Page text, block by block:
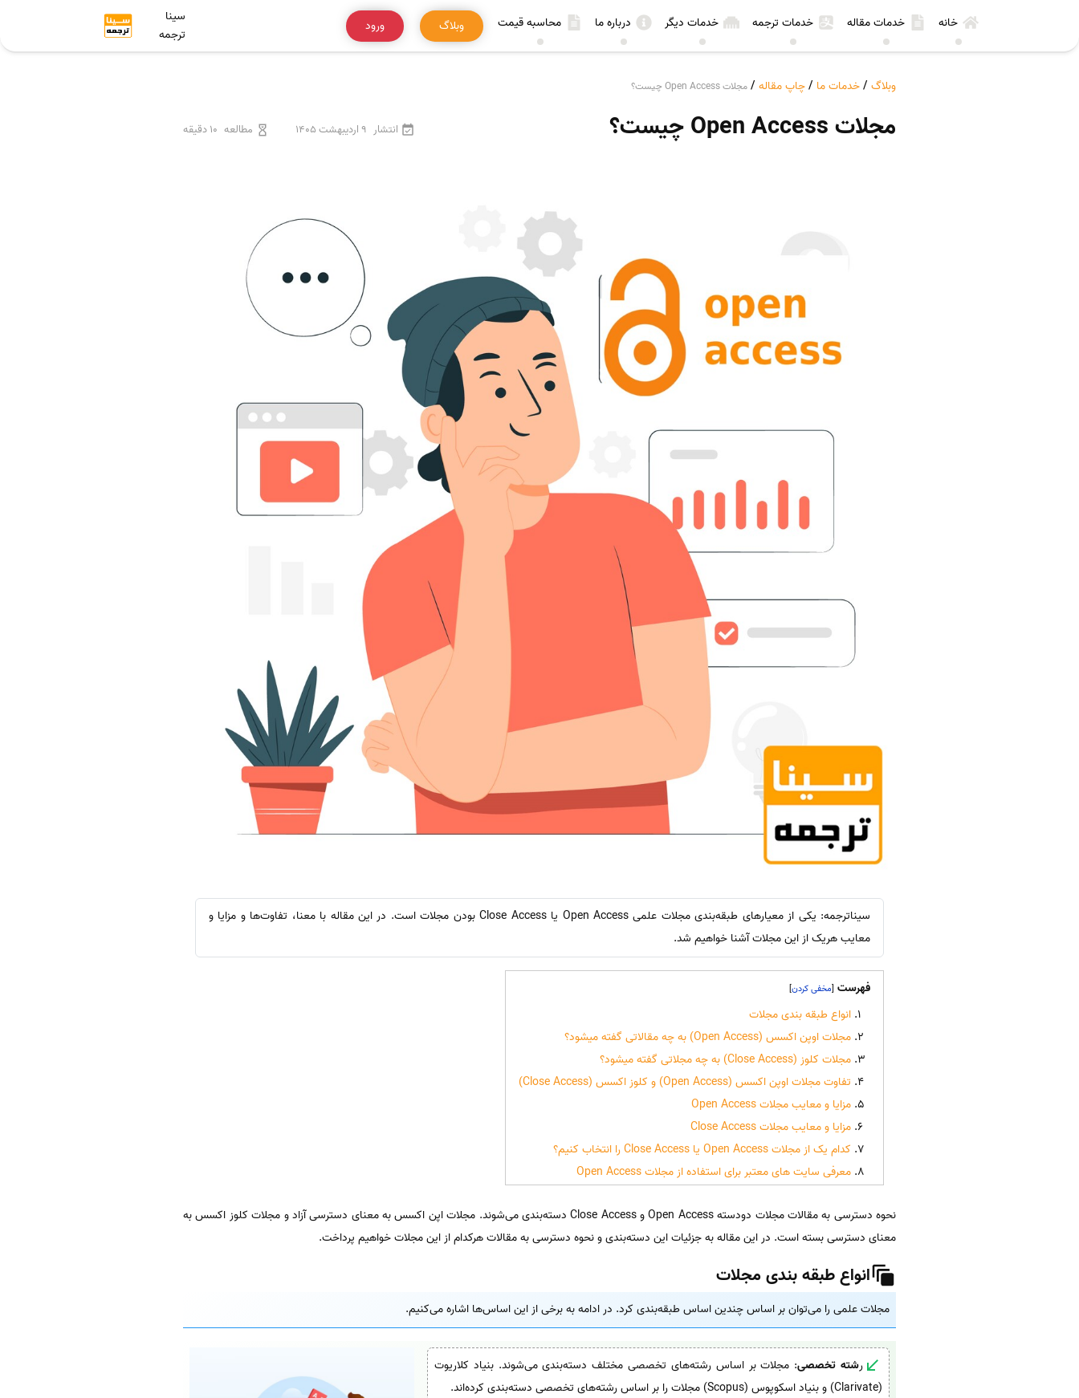
خانه خدمات مقاله خدمات ترجمه خدمات دیگر درباره ما محاسبه قیمت وبلاگ ورود
سینا
ترجمه
وبلاگ /خدمات ما /چاپ مقاله / مجلات Open Access چیست؟
مجلات Open Access چیست؟ انتشار 9 اردیبهشت 1405 مطالعه 10 دقیقه
سیناترجمه: یکی از معیارهای طبقه‌بندی مجلات علمی Open Access یا Close Access بودن مجلات است. در این مقاله با معنا، تفاوت‌ها و مزایا و
معایب هریک از این مجلات آشنا خواهیم شد.
فهرست [
]
انواع طبقه بندی مجلات
مجلات اوپن اکسس (Open Access) به چه مقالاتی گفته میشود؟
مجلات کلوز (Close Access) به چه مجلاتی گفته میشود؟
تفاوت مجلات اوپن اکسس (Open Access) و کلوز اکسس (Close Access)
مزایا و معایب مجلات Open Access
مزایا و معایب مجلات Close Access
کدام یک از مجلات Open Access یا Close Access را انتخاب کنیم؟
معرفی سایت های معتبر برای استفاده از مجلات Open Access
نحوه دسترسی به مقالات مجلات دودسته Open Access و Close Access دسته‌بندی می‌شوند. مجلات اپن اکسس به معنای دسترسی آزاد و مجلات کلوز اکسس به
معنای دسترسی بسته است. در این مقاله به جزئیات این دسته‌بندی و نحوه دسترسی به مقالات هرکدام از این مجلات خواهیم پرداخت.
انواع طبقه بندی مجلات
مجلات علمی را می‌توان بر اساس چندین اساس طبقه‌بندی کرد. در ادامه به برخی از این اساس‌ها اشاره می‌کنیم.
رشته تخصصی: مجلات بر اساس رشته‌های تخصصی مختلف دسته‌بندی می‌شوند. بنیاد کلاریوت
(Clarivate) و بنیاد اسکوپوس (Scopus) مجلات را بر اساس رشته‌های تخصصی دسته‌بندی کرده‌اند.